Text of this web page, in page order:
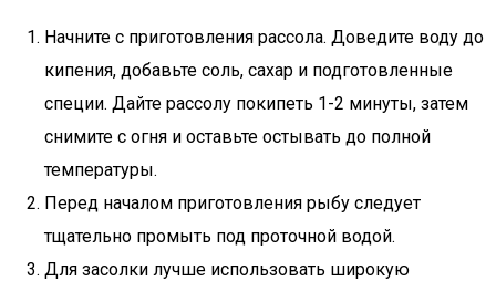
Начните с приготовления рассола. Доведите воду до
кипения, добавьте соль, сахар и подготовленные
специи. Дайте рассолу покипеть 1-2 минуты, затем
снимите с огня и оставьте остывать до полной
температуры.
Перед началом приготовления рыбу следует
тщательно промыть под проточной водой.
Для засолки лучше использовать широкую